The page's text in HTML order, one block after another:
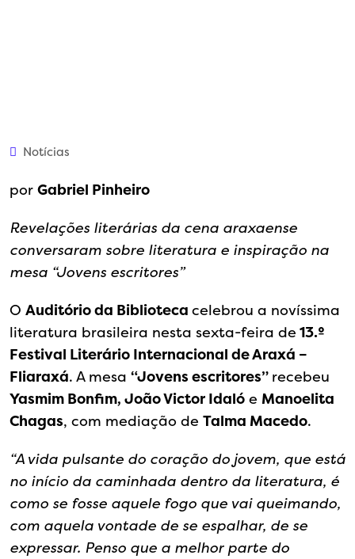
Notícias
por Gabriel Pinheiro
Revelações literárias da cena araxaense
conversaram sobre literatura e inspiração na
mesa “Jovens escritores”
O Auditório da Biblioteca celebrou a novíssima
literatura brasileira nesta sexta-feira de 13.º
Festival Literário Internacional de Araxá –
Fliaraxá. A mesa “Jovens escritores” recebeu
Yasmim Bonfim, João Victor Idaló e Manoelita
Chagas, com mediação de Talma Macedo.
“A vida pulsante do coração do jovem, que está
no início da caminhada dentro da literatura, é
como se fosse aquele fogo que vai queimando,
com aquela vontade de se espalhar, de se
expressar. Penso que a melhor parte do